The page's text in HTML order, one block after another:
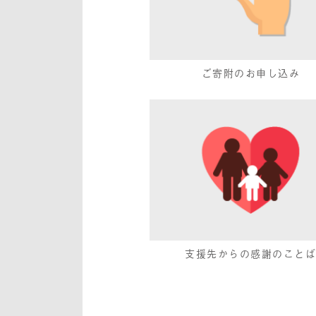
ご寄附のお申し込み
支援先からの感謝のことば